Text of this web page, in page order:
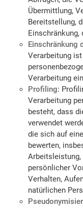
Übermittlung,
Bereitstellung,
Einschränkung,
Einschränkung
Verarbeitung
Verarbeitung
Profiling:
Verarbeitung
besteht, dass
verwendet
die sich auf
bewerten,
Arbeitsleistung,
persönlicher
Verhalten,
natürlichen